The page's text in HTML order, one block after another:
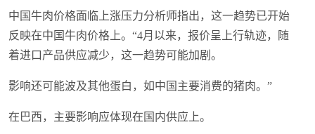
中国牛肉价格面临上涨压力分析师指出，这一趋势已开始
反映在中国牛肉价格上。“4月以来，报价呈上行轨迹，随
着进口产品供应减少，这一趋势可能加剧。
影响还可能波及其他蛋白，如中国主要消费的猪肉。”
在巴西，主要影响应体现在国内供应上。